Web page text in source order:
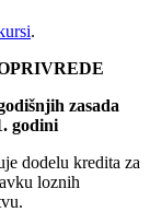
.
zasada
godini
dodelu kredita za
loznih